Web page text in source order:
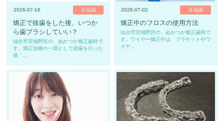
2026-07-16 豆知識
矯正で抜歯をした後、いつか
ら歯ブラシしていい？
仙台市宮城野区の、ぬかつか矯正歯科で
す。矯正治療の一環として抜歯を行った
後「...
2026-07-02 豆知識
矯正中のフロスの使用方法
仙台市宮城野区の、ぬかつか矯正歯科で
す。ワイヤー矯正中は、ブラケットやワ
イヤ...